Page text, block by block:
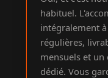
habituel.
intégralement
régulières,
mensuels et un
dédié. Vous